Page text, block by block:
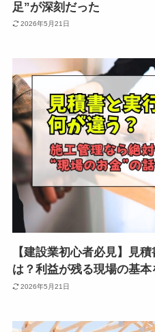
足”が深刻だった
2026年5月21日
【建設業初心者必見】見
は？利益が残る現場の基本
2026年5月21日